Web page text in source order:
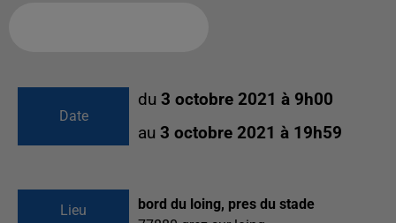
Date
du 3 octobre 2021 à 9h00
au 3 octobre 2021 à 19h59
Lieu
bord du loing, pres du stade